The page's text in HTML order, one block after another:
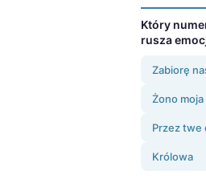
Który
rusza
Zabiorę
Żono moja
Przez twe
Królowa